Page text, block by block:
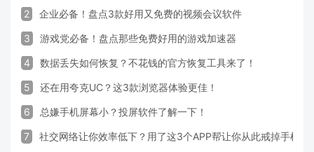
2 企业必备！盘点3款好用又免费的视频会议软件
3 游戏党必备！盘点那些免费好用的游戏加速器
4 数据丢失如何恢复？不花钱的官方恢复工具来了！
5 还在用夸克UC？这3款浏览器体验更佳！
6 总嫌手机屏幕小？投屏软件了解一下！
7 社交网络让你效率低下？用了这3个APP帮让你从此戒掉手机！